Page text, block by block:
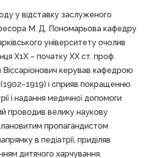
у відставку заслуженого
М. Д. Пономарьова кафедру
університету очолив
Х1Х – початку ХХ ст. проф.
Віссаріонович керував кафедрою
і сприяв покращенню
і надання медичної допомоги
проводив велику наукову
пропагандистом
в педіатрії, приділяв
дитячого харчування.